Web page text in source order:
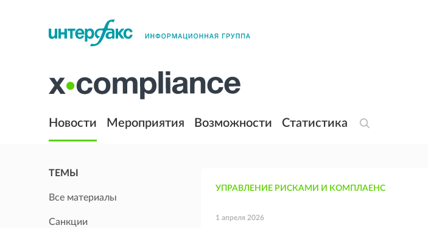
Новости Мероприятия Возможности Статистика
ТЕМЫ
Все материалы
Санкции
УПРАВЛЕНИЕ РИСКАМИ И КОМПЛАЕНС
1 апреля 2026